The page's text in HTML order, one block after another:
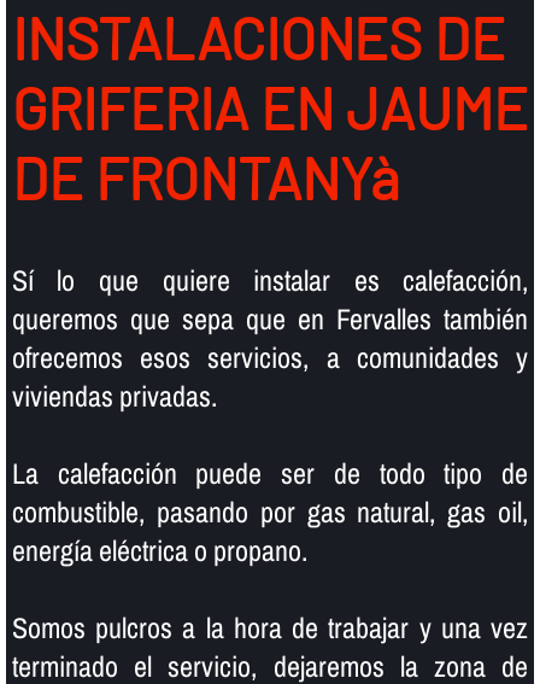
INSTALACIONES DE
GRIFERIA EN JAUME
DE FRONTANYà
Sí­ lo que quiere instalar es calefacción,
queremos que sepa que en Fervalles también
ofrecemos esos servicios, a comunidades y
viviendas privadas.
La calefacción puede ser de todo tipo de
combustible, pasando por gas natural, gas oil,
energí­a eléctrica o propano.
Somos pulcros a la hora de trabajar y una vez
terminado el servicio, dejaremos la zona de